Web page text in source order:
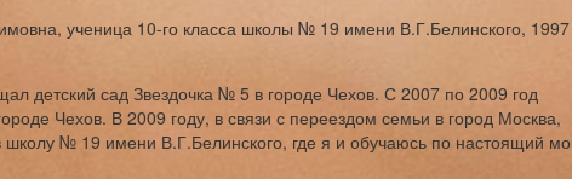
ученица 10-го класса школы № 19 имени В.Г.Белинского, 1997
детский сад Звездочка № 5 в городе Чехов. С 2007 по 2009 год
Чехов. В 2009 году, в связи с переездом семьи в город Москва,
школу № 19 имени В.Г.Белинского, где я и обучаюсь по настоящий